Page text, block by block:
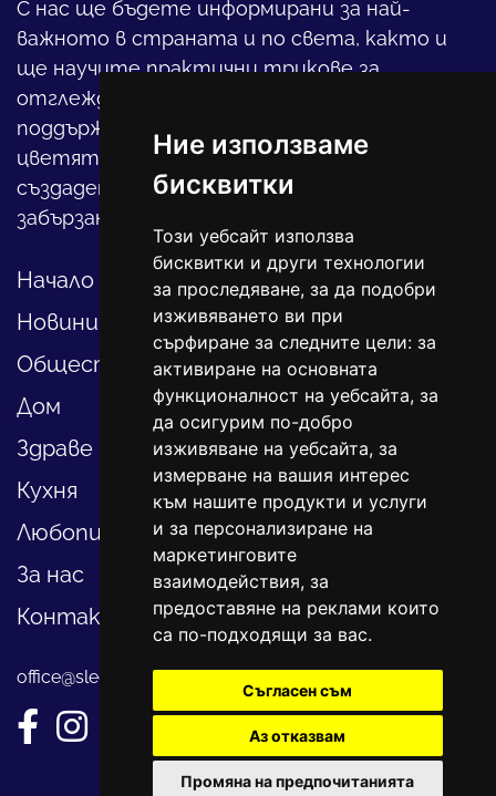
Ние използваме
бисквитки
Този уебсайт използва
бисквитки и други технологии
за проследяване, за да подобри
изживяването ви при
сърфиране за следните цели: за
активиране на основната
функционалност на уебсайта, за
да осигурим по-добро
изживяване на уебсайта, за
измерване на вашия интерес
към нашите продукти и услуги
и за персонализиране на
маркетинговите
взаимодействия, за
предоставяне на реклами които
са по-подходящи за вас.
Съгласен съм
Аз отказвам
Промяна на предпочитанията
С нас ще бъдете информирани за най-
важното в страната и по света, както и
ще научите практични трикове за
отглеждането на детето, за
поддържането на дома и градината,
цветята, интериора и, въобще, как да
създадете своя уютен оазис в този така
забързан свят.
Начало
Новини
Общество
Дом
Здраве
Кухня
Любопитно
За нас
Контакти
office@sledvayme.net